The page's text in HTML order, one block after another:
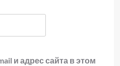
и адрес сайта в этом